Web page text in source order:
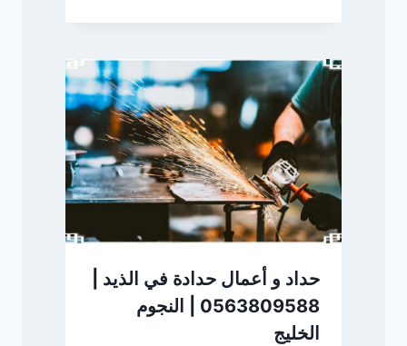
حداد و أعمال حدادة في الذيد |
0563809588 | النجوم
الخليج